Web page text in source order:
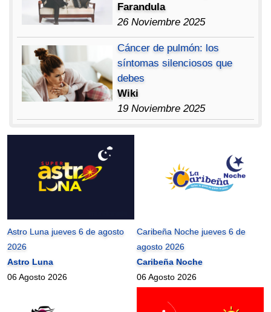
Farandula
26 Noviembre 2025
Cáncer de pulmón: los
síntomas silenciosos que
debes
Wiki
19 Noviembre 2025
Astro Luna jueves 6 de agosto
2026
Astro Luna
06 Agosto 2026
Caribeña Noche jueves 6 de
agosto 2026
Caribeña Noche
06 Agosto 2026